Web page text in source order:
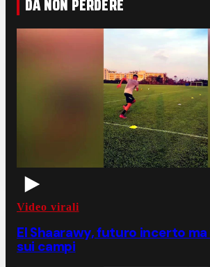
DA NON PERDERE
Video virali
El Shaarawy, futuro incerto
sui campi